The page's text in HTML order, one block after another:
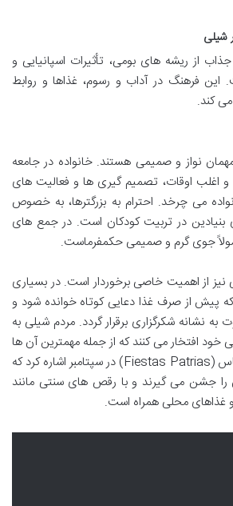
شیلی
از ریشه های بومی، تأثیرات اسپانیایی و
فرهنگ در آداب و رسوم، غذاها و روابط
کند.
نواز و صمیمی هستند. خانواده در جامعه
اغلب اوقات، تصمیم گیری ها و فعالیت های
می چرخد. احترام به بزرگترها، به خصوص
بنیادین در تربیت کودکان است. در جمع های
جوی گرم و صمیمی حکمفرماست.
از اهمیت خاصی برخوردار است. در بسیاری
پیش از صرف غذا دعایی کوتاه خوانده شود و
نشانه شکرگزاری برقرار گردد. مردم شیلی به
افتخار می کنند که از جمله مهمترین آن ها
می توان به فیتاس پاتریاس (Fiestas Patrias) در سپتامبر اشاره کرد که
را جشن می گیرند و با رقص های سنتی مانند
و غذاهای محلی همراه است.